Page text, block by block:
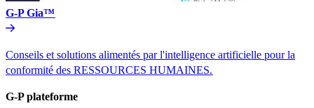
G-P Gia™​​
Conseils et solutions alimentés par l'intelligence artificielle pour la
conformité des RESSOURCES HUMAINES.​​
G-P plateforme​​